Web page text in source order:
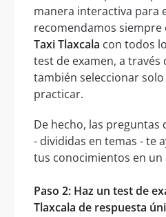
manera interactiva para
recomendamos siempre
Taxi Tlaxcala con todos
test de examen, a través
también seleccionar
practicar.
De hecho, las preguntas
- divididas en temas - te
tus conocimientos en un
Paso 2: Haz un test de
Tlaxcala de respuesta